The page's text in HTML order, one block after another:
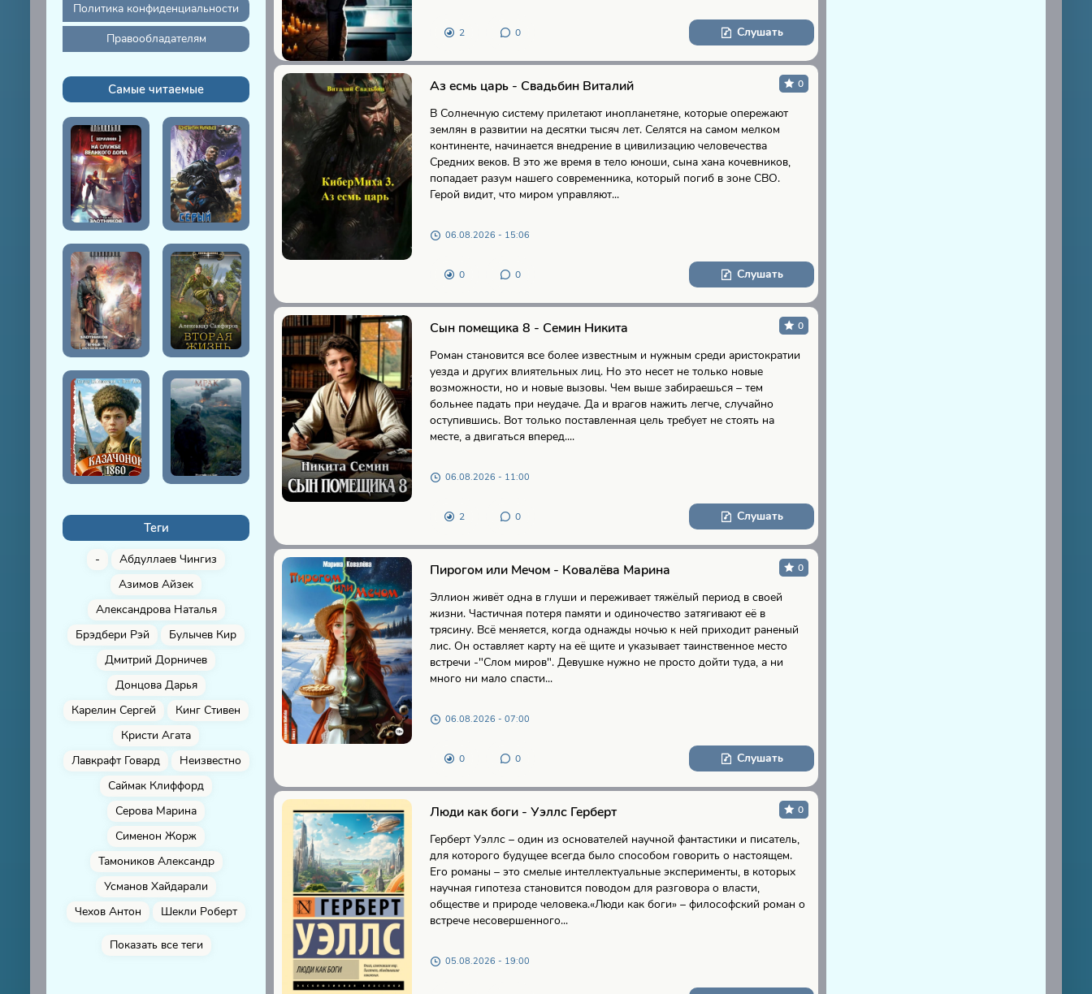
Политика конфиденциальности
Правообладателям
Самые читаемые
Теги
-
Абдуллаев Чингиз
Азимов Айзек
Александрова Наталья
Брэдбери Рэй
Булычев Кир
Дмитрий Дорничев
Донцова Дарья
Карелин Сергей
Кинг Стивен
Кристи Агата
Лавкрафт Говард
Неизвестно
Саймак Клиффорд
Серова Марина
Сименон Жорж
Тамоников Александр
Усманов Хайдарали
Чехов Антон
Шекли Роберт
Показать все теги
2 0 Слушать
Аз есмь царь - Свадьбин Виталий 0
В Солнечную систему прилетают инопланетяне, которые опережают
землян в развитии на десятки тысяч лет. Селятся на самом мелком
континенте, начинается внедрение в цивилизацию человечества
Средних веков. В это же время в тело юноши, сына хана кочевников,
попадает разум нашего современника, который погиб в зоне СВО.
Герой видит, что миром управляют...
06.08.2026 - 15:06
0 0 Слушать
Сын помещика 8 - Семин Никита 0
Роман становится все более известным и нужным среди аристократии
уезда и других влиятельных лиц. Но это несет не только новые
возможности, но и новые вызовы. Чем выше забираешься – тем
больнее падать при неудаче. Да и врагов нажить легче, случайно
оступившись. Вот только поставленная цель требует не стоять на
месте, а двигаться вперед....
06.08.2026 - 11:00
2 0 Слушать
Пирогом или Мечом - Ковалёва Марина 0
Эллион живёт одна в глуши и переживает тяжёлый период в своей
жизни. Частичная потеря памяти и одиночество затягивают её в
трясину. Всё меняется, когда однажды ночью к ней приходит раненый
лис. Он оставляет карту на её щите и указывает таинственное место
встречи -"Слом миров". Девушке нужно не просто дойти туда, а ни
много ни мало спасти...
06.08.2026 - 07:00
0 0 Слушать
Люди как боги - Уэллс Герберт 0
Герберт Уэллс – один из основателей научной фантастики и писатель,
для которого будущее всегда было способом говорить о настоящем.
Его романы – это смелые интеллектуальные эксперименты, в которых
научная гипотеза становится поводом для разговора о власти,
обществе и природе человека.«Люди как боги» – философский роман о
встрече несовершенного...
05.08.2026 - 19:00